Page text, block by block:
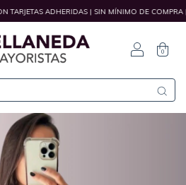
ADHERIDAS | SIN MÍNIMO DE COMPRA |
0